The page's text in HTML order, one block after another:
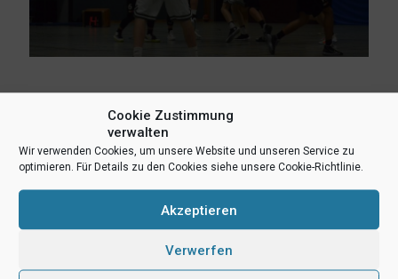
Cookie Zustimmung
verwalten
Wir verwenden Cookies, um unsere Website und unseren Service zu
optimieren. Für Details zu den Cookies siehe unsere Cookie-Richtlinie.
Akzeptieren
Verwerfen
Uni Baskets auf Social Media